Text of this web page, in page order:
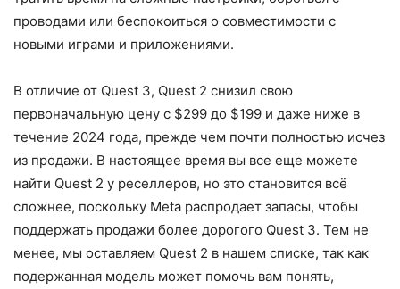
проводами или беспокоиться о совместимости с
новыми играми и приложениями.
В отличие от Quest 3, Quest 2 снизил свою
первоначальную цену с $299 до $199 и даже ниже в
течение 2024 года, прежде чем почти полностью исчез
из продажи. В настоящее время вы все еще можете
найти Quest 2 у реселлеров, но это становится всё
сложнее, поскольку Meta распродает запасы, чтобы
поддержать продажи более дорогого Quest 3. Тем не
менее, мы оставляем Quest 2 в нашем списке, так как
подержанная модель может помочь вам понять,